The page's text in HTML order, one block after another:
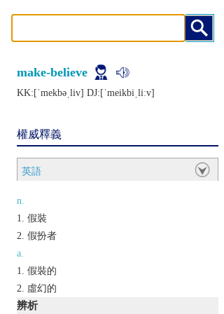
make-believe
KK:[ˈmеkbǝˌliv] DJ:[ˈmеikbiˌliːv]
權威釋義
英語
n.
假裝
假扮者
a.
假裝的
虛幻的
辨析